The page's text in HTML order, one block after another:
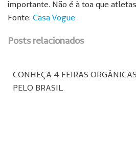
importante. Não é à toa que
Fonte: Casa Vogue
Posts relacionados
CONHEÇA 4 FEIRAS
PELO BRASIL